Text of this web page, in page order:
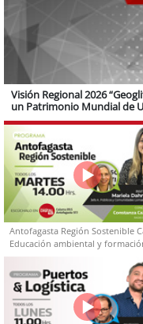
Visión Regional 2026
un Patrimonio Mundial de
Antofagasta Región Sostenible
Educación ambiental y
capacidades técnicas